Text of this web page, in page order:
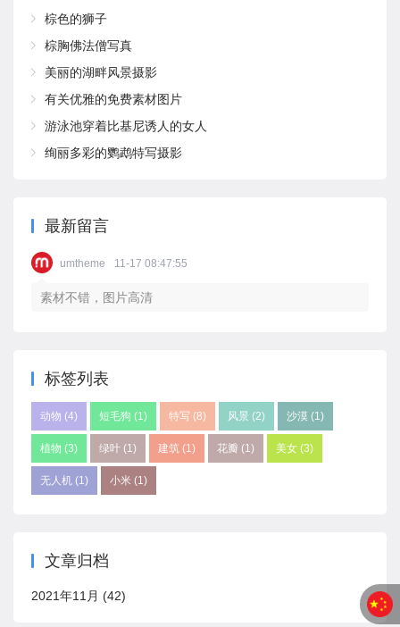
棕色的狮子
棕胸佛法僧写真
美丽的湖畔风景摄影
有关优雅的免费素材图片
游泳池穿着比基尼诱人的女人
绚丽多彩的鹦鹉特写摄影
最新留言
umtheme 11-17 08:47:55
素材不错，图片高清
标签列表
动物 (4) 短毛狗 (1) 特写 (8) 风景 (2) 沙漠 (1)
植物 (3) 绿叶 (1) 建筑 (1) 花瓣 (1) 美女 (3)
无人机 (1) 小米 (1)
文章归档
2021年11月 (42)